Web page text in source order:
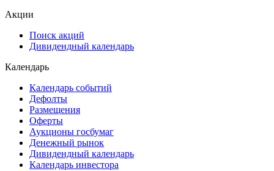
Акции
Поиск акций
Дивидендный календарь
Календарь
Календарь событий
Дефолты
Размещения
Оферты
Аукционы госбумаг
Денежный рынок
Дивидендный календарь
Календарь инвестора